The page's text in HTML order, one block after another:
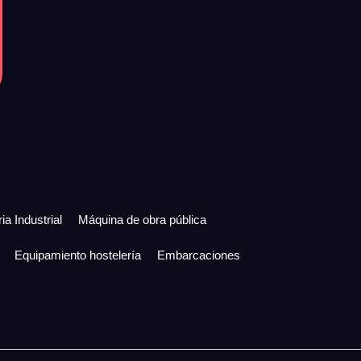
Industrial Máquina de obra pública
Equipamiento hostelería Embarcaciones